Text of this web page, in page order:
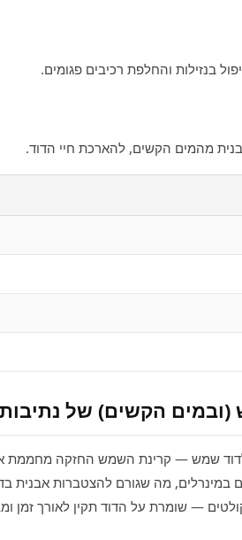
בנזילות והחלפת רכיבים פגומים.
מהמים הקשים, להארכת חיי הדוד.
הקשים) של נתיבות
לדוד שמש — קרינת השמש החזקה מחממת
במינרלים, מה שגורם להצטברות אבנית
— שומרת על הדוד תקין לאורך